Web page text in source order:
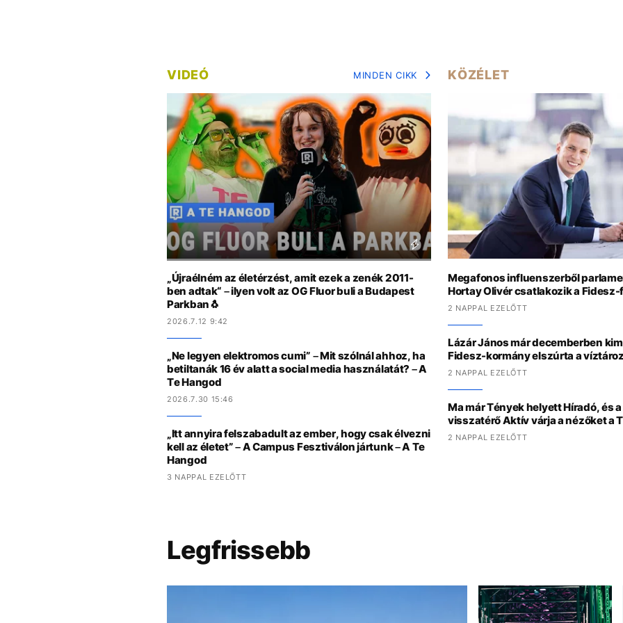
VIDEÓ MINDEN CIKK
„Újraélném az életérzést, amit ezek a zenék 2011-
ben adtak“ – ilyen volt az OG Fluor buli a Budapest
Parkban🐧
2026.7.12 9:42
„Ne legyen elektromos cumi” – Mit szólnál ahhoz, ha
betiltanák 16 év alatt a social media használatát? – A
Te Hangod
2026.7.30 15:46
„Itt annyira felszabadult az ember, hogy csak élvezni
kell az életet” – A Campus Fesztiválon jártunk – A Te
Hangod
3 NAPPAL EZELŐTT
KÖZÉLET
Megafonos influenszerből
Hortay Olivér csatlakozik a
2 NAPPAL EZELŐTT
Lázár János már decemberben
Fidesz-kormány elszúrta a
2 NAPPAL EZELŐTT
Ma már Tények helyett Híradó, és
visszatérő Aktív várja a nézőket a
2 NAPPAL EZELŐTT
Legfrissebb